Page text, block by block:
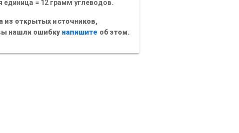
единица = 12 грамм углеводов.
из открытых источников,
нашли ошибку напишите об этом.